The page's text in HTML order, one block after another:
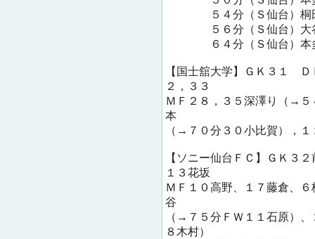
５４分（Ｓ仙台）桐
５６分（Ｓ仙台）大
６４分（Ｓ仙台）本
【国士舘大学】ＧＫ３１
２，３３
ＭＦ２８，３５深澤り（→
本
（→７０分３０小比賀），１
【ソニー仙台ＦＣ】ＧＫ３
１３花坂
ＭＦ１０高野、１７藤倉、
谷
（→７５分ＦＷ１１石原）
８木村）